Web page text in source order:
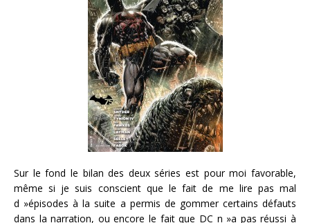
Sur le fond le bilan des deux séries est pour moi favorable,
même si je suis conscient que le fait de me lire pas mal
d »épisodes à la suite a permis de gommer certains défauts
dans la narration, ou encore le fait que DC n »a pas réussi à